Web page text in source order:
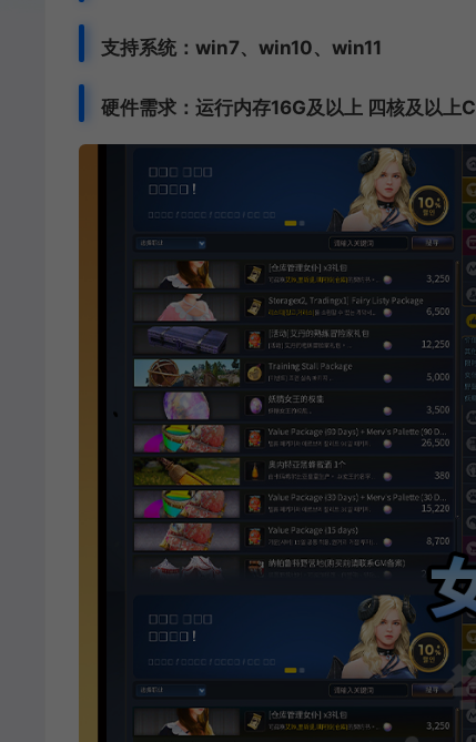
支持系统：win7、win10、win11
硬件需求：运行内存16G及以上 四核及以上